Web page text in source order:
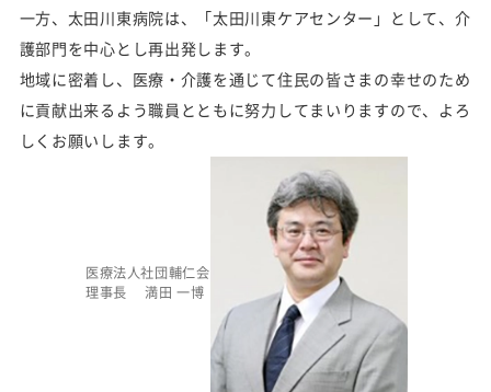
一方、太田川東病院は、「太田川東ケアセンター」として、介
護部門を中心とし再出発します。
地域に密着し、医療・介護を通じて住民の皆さまの幸せのため
に貢献出来るよう職員とともに努力してまいりますので、よろ
しくお願いします。
医療法人社団輔仁会
理事長 満田 一博